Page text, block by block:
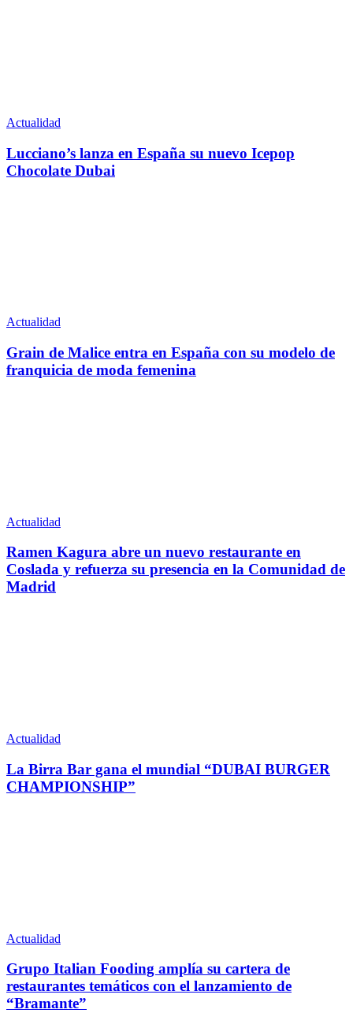
Actualidad
Lucciano’s lanza en España su nuevo Icepop
Chocolate Dubai
Actualidad
Grain de Malice entra en España con su modelo de
franquicia de moda femenina
Actualidad
Ramen Kagura abre un nuevo restaurante en
Coslada y refuerza su presencia en la Comunidad de
Madrid
Actualidad
La Birra Bar gana el mundial “DUBAI BURGER
CHAMPIONSHIP”
Actualidad
Grupo Italian Fooding amplía su cartera de
restaurantes temáticos con el lanzamiento de
“Bramante”